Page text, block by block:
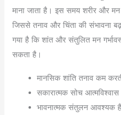
माना जाता है। इस समय शरीर और
जिससे तनाव और चिंता की संभावना
गया है कि शांत और संतुलित मन
सकता है।
मानसिक शांति तनाव कम
सकारात्मक सोच आत्मविश्वास
भावनात्मक संतुलन आवश्यक